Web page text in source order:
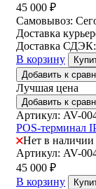
45 000 ₽
Самовывоз:
Доставка
Доставка СДЭК:
В корзину
Добавить к
Лучшая цена
Добавить к
Артикул: AV-
POS-терминал
Нет в наличии
Артикул: AV-
45 000 ₽
В корзину